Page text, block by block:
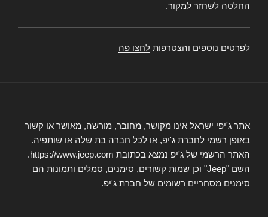
החלטה לשחזר למקור.
לפרטים נוספים והצטרפות לחצו פה
אתר ג'יפי ישראל אינו מקושר, מחובר, מורשה, מאושר או קשור
באופן רשמי לחברת ג'יפ, או לכל חברה בת שלה או שותפיה.
האתר הרשמי של ג'יפ נמצא בכתובת https://www.jeep.com.
השם "Jeep" וכן שמות קשורים, סימנים, סמלים ותמונות הם
סימנים מסחריים רשומים של חברת ג'יפ.